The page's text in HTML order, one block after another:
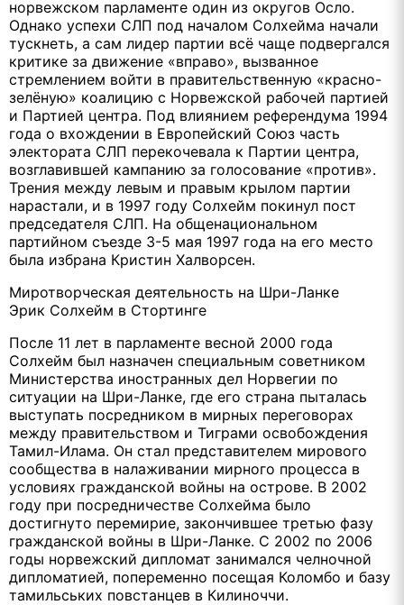
норвежском парламенте один из округов Осло.
Однако успехи СЛП под началом Солхейма начали
тускнеть, а сам лидер партии всё чаще подвергался
критике за движение «вправо», вызванное
стремлением войти в правительственную «красно-
зелёную» коалицию с Норвежской рабочей партией
и Партией центра. Под влиянием референдума 1994
года о вхождении в Европейский Союз часть
электората СЛП перекочевала к Партии центра,
возглавившей кампанию за голосование «против».
Трения между левым и правым крылом партии
нарастали, и в 1997 году Солхейм покинул пост
председателя СЛП. На общенациональном
партийном съезде 3-5 мая 1997 года на его место
была избрана Кристин Халворсен.
Миротворческая деятельность на Шри-Ланке
Эрик Солхейм в Стортинге
После 11 лет в парламенте весной 2000 года
Солхейм был назначен специальным советником
Министерства иностранных дел Норвегии по
ситуации на Шри-Ланке, где его страна пыталась
выступать посредником в мирных переговорах
между правительством и Тиграми освобождения
Тамил-Илама. Он стал представителем мирового
сообщества в налаживании мирного процесса в
условиях гражданской войны на острове. В 2002
году при посредничестве Солхейма было
достигнуто перемирие, закончившее третью фазу
гражданской войны в Шри-Ланке. С 2002 по 2006
годы норвежский дипломат занимался челночной
дипломатией, попеременно посещая Коломбо и базу
тамильських повстанцев в Килиноччи.